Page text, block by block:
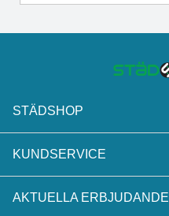
STÄDSHOP
KUNDSERVICE
AKTUELLA ERBJUDANDE